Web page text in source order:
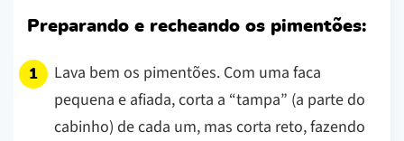
Preparando e recheando os pimentões:
Lava bem os pimentões. Com uma faca
pequena e afiada, corta a “tampa” (a parte do
cabinho) de cada um, mas corta reto, fazendo